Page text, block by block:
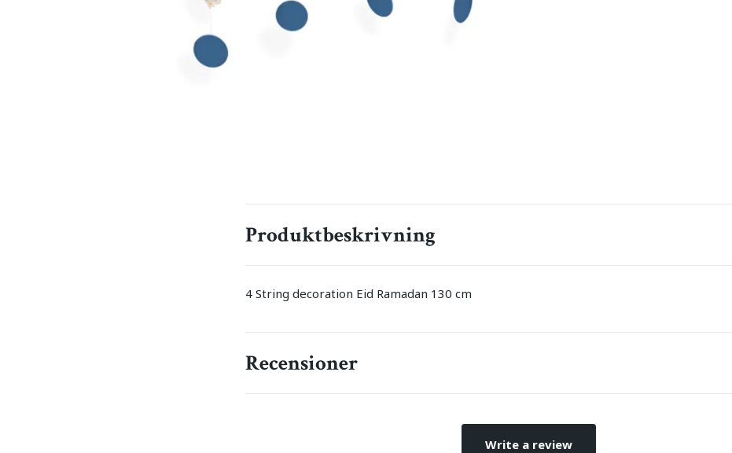
Produktbeskrivning
4 String decoration Eid Ramadan 130 cm
Recensioner
Write a review